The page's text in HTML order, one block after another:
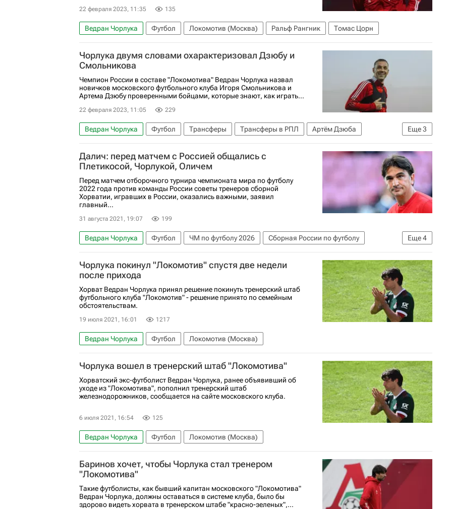
22 февраля 2023, 11:35 135
Ведран Чорлука Футбол Локомотив (Москва) Ральф Рангник Томас Цорн
Чорлука двумя словами охарактеризовал Дзюбу и
Смольникова
Чемпион России в составе "Локомотива" Ведран Чорлука назвал
новичков московского футбольного клуба Игоря Смольникова и
Артема Дзюбу проверенными бойцами, которые знают, как играть...
22 февраля 2023, 11:05 229
Еще3
Ведран Чорлука Футбол Трансферы Трансферы в РПЛ
Артём Дзюба
Игорь Смольников
Локомотив (Москва) Адана Демирспор
Далич: перед матчем с Россией общались с
Плетикосой, Чорлукой, Оличем
Перед матчем отборочного турнира чемпионата мира по футболу
2022 года против команды России советы тренеров сборной
Хорватии, игравших в России, оказались важными, заявил
главный...
31 августа 2021, 19:07 199
Еще4
Ведран Чорлука Футбол ЧМ по футболу 2026
Сборная России по футболу
Златко Далич
Хорватия Ивица Олич Стипе Плетикоса
Чорлука покинул "Локомотив" спустя две недели
после прихода
Хорват Ведран Чорлука принял решение покинуть тренерский штаб
футбольного клуба "Локомотив" - решение принято по семейным
обстоятельствам.
19 июля 2021, 16:01 1217
Ведран Чорлука Футбол Локомотив (Москва)
Чорлука вошел в тренерский штаб "Локомотива"
Хорватский экс-футболист Ведран Чорлука, ранее объявивший об
уходе из "Локомотива", пополнил тренерский штаб
железнодорожников, сообщается на сайте московского клуба.
6 июля 2021, 16:54 125
Ведран Чорлука Футбол Локомотив (Москва)
Баринов хочет, чтобы Чорлука стал тренером
"Локомотива"
Такие футболисты, как бывший капитан московского "Локомотива"
Ведран Чорлука, должны оставаться в системе клуба, было бы
здорово видеть хорвата в тренерском штабе "красно-зеленых",...